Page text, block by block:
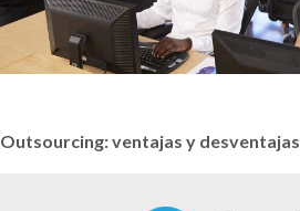
Outsourcing: ventajas y desventajas